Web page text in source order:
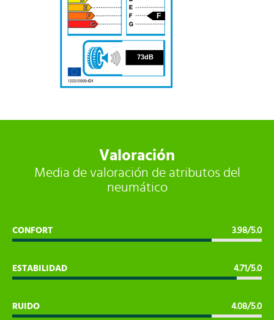
73
F
73dB
Valoración
Media de valoración de atributos del
neumático
CONFORT 3.98/5.0
ESTABILIDAD 4.71/5.0
RUIDO 4.08/5.0